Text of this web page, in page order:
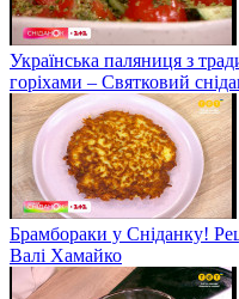
Українська паляниця з
горіхами – Святковий
Брамбораки у Сніданку!
Валі Хамайко